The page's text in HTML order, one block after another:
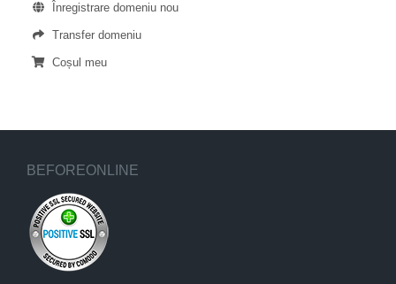
Înregistrare domeniu nou
Transfer domeniu
Coșul meu
BEFOREONLINE